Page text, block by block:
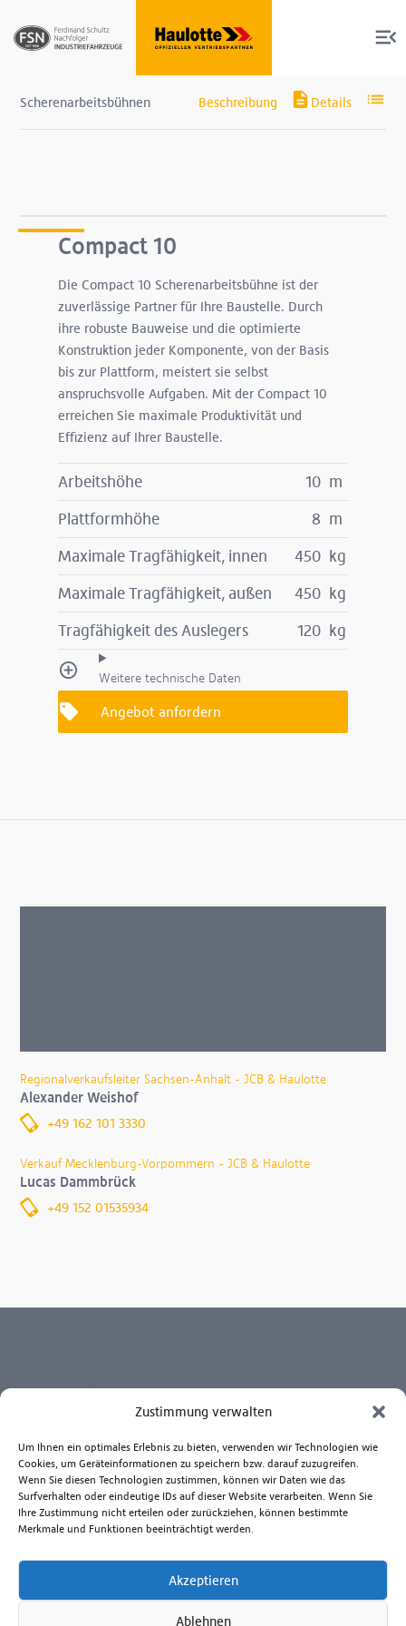
Zustimmung verwalten
Um Ihnen ein optimales Erlebnis zu bieten, verwenden wir Technologien wie
Cookies, um Geräteinformationen zu speichern bzw. darauf zuzugreifen.
Wenn Sie diesen Technologien zustimmen, können wir Daten wie das
Surfverhalten oder eindeutige IDs auf dieser Website verarbeiten. Wenn Sie
Ihre Zustimmung nicht erteilen oder zurückziehen, können bestimmte
Merkmale und Funktionen beeinträchtigt werden.
Akzeptieren
Ablehnen
Services
Über uns
Scherenarbeitsbühnen
Compact 10
Die Compact 10 Scherenarbeitsbühne ist der
zuverlässige Partner für Ihre Baustelle. Durch
ihre robuste Bauweise und die optimierte
Konstruktion jeder Komponente, von der Basis
bis zur Plattform, meistert sie selbst
anspruchsvolle Aufgaben. Mit der Compact 10
erreichen Sie maximale Produktivität und
Effizienz auf Ihrer Baustelle.
Arbeitshöhe 10 m
Plattformhöhe 8 m
Maximale Tragfähigkeit, innen 450 kg
Maximale Tragfähigkeit, außen 450 kg
Tragfähigkeit des Auslegers 120 kg
Weitere technische Daten
Regionalverkaufsleiter Sachsen-Anhalt - JCB & Haulotte
Alexander Weishof
+49 162 101 3330
Verkauf Mecklenburg-Vorpommern - JCB & Haulotte
Lucas Dammbrück
+49 152 01535934
Gerne vereinbaren wir mit Ihnen einen Termin zur
Gerätevorführung. So wissen Sie ganz genau, welches Gerät
Kontaktieren Sie uns zu Fragen rund um die Anwendung
unserer Produkte, Reparatur- und Ersatzteilservice.
Beratungshotline Mo. bis Fr. 8.00 - 17.00 Uhr
+49 381 6586-830
Senden Sie uns eine E-Mail
Zum Kontaktformular